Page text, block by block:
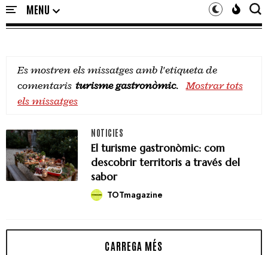
Es mostren els missatges amb l'etiqueta de
comentaris turisme gastronòmic. Mostrar tots
els missatges
NOTICIES
El turisme gastronòmic: com
descobrir territoris a través del
sabor
TOTmagazine